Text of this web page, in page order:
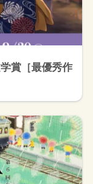
賞［最優秀作